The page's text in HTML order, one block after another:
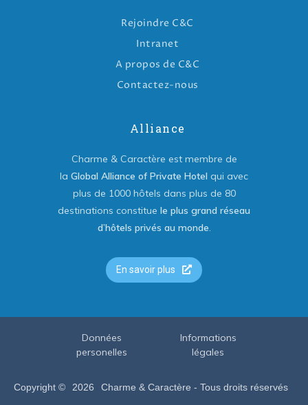
Rejoindre C&C
Intranet
A propos de C&C
Contactez-nous
Alliance
Charme & Caractère est membre de
la Global Alliance of Private Hotel qui avec
plus de 1000 hôtels dans plus de 80
destinations constitue le plus grand réseau
d’hôtels privés au monde.
En savoir plus
Copyright © 2026 Charme & Caractère - Tous droits réservés
Données
personelles
Informations
légales